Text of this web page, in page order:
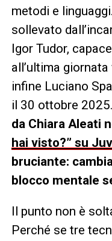
metodi e
sollevato
Igor Tudor,
all’ultima
infine Luciano
il 30 ottobre 2025.
da Chiara Aleati
hai visto?” su
bruciante:
blocco mentale
Il punto non è
Perché se tre